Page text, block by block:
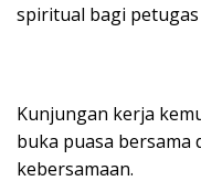
spiritual bagi
Kunjungan kerja
buka puasa bersama
kebersamaan.